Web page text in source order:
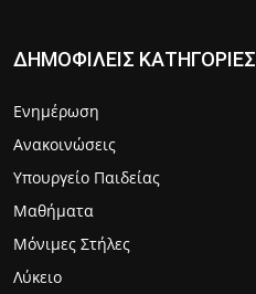
ΔΗΜΟΦΙΛΕΙΣ ΚΑΤΗΓΟΡΙΕΣ
Ενημέρωση
Ανακοινώσεις
Υπουργείο Παιδείας
Μαθήματα
Μόνιμες Στήλες
Λύκειο